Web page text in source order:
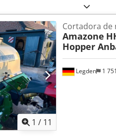
1 / 11
Legden 1
Cortadora de
Amazone
Hopper